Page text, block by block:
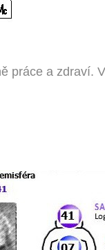
práce a zdraví.